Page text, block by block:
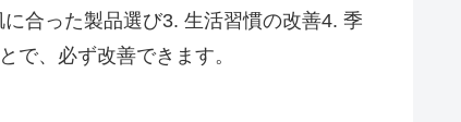
合った製品選び3. 生活習慣の改善4. 季
で、必ず改善できます。